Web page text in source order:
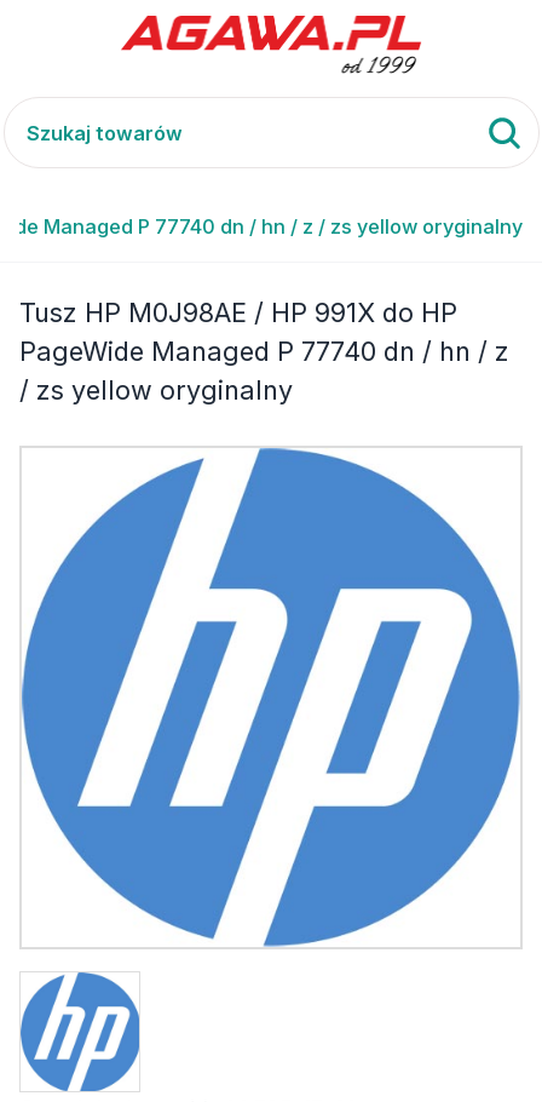
Managed P 77740 dn / hn / z / zs yellow oryginalny
Tusz HP M0J98AE / HP 991X do HP
PageWide Managed P 77740 dn / hn / z
/ zs yellow oryginalny